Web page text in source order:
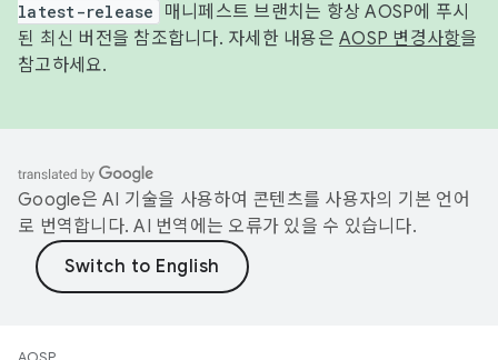
latest-release
매니페스트 브랜치는 항상 AOSP에 푸시
된 최신 버전을 참조합니다. 자세한 내용은 AOSP 변경사항을
참고하세요.
Google은 AI 기술을 사용하여 콘텐츠를 사용자의 기본 언어
로 번역합니다. AI 번역에는 오류가 있을 수 있습니다.